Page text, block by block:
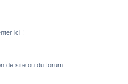
ici !
de site ou du forum